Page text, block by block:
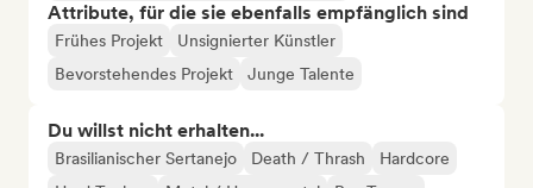
Attribute, für die sie ebenfalls empfänglich sind
Frühes Projekt
Unsignierter Künstler
Bevorstehendes Projekt
Junge Talente
Du willst nicht erhalten...
Brasilianischer Sertanejo Death / Thrash
Hardcore